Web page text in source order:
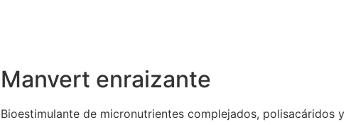
Manvert enraizante
Bioestimulante de micronutrientes complejados, polisacáridos